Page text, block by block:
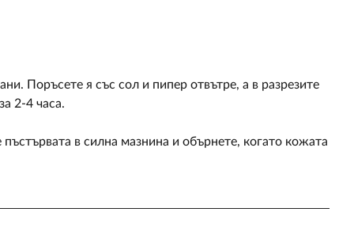
Поръсете я със сол и пипер отвътре, а в разрезите
2-4 часа.
в силна мазнина и обърнете, когато кожата